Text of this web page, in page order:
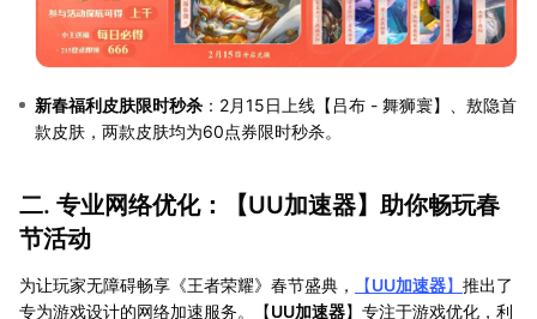
新春福利皮肤限时秒杀 ：2月15日上线【吕布 - 舞狮寰】、敖隐首
款皮肤，两款皮肤均为60点券限时秒杀。
二. 专业网络优化：【UU加速器】助你畅玩春
节活动
为让玩家无障碍畅享《王者荣耀》春节盛典， 【UU加速器】 推出了
专为游戏设计的网络加速服务。【UU加速器】专注于游戏优化，利